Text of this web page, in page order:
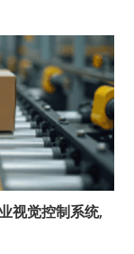
视觉控制系统,